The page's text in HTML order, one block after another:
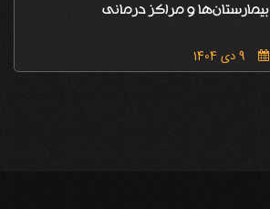
بیمارستان‌ها و مراکز درمانی